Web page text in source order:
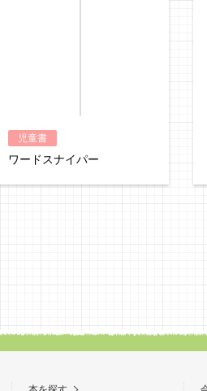
児童書
ワードスナイパー